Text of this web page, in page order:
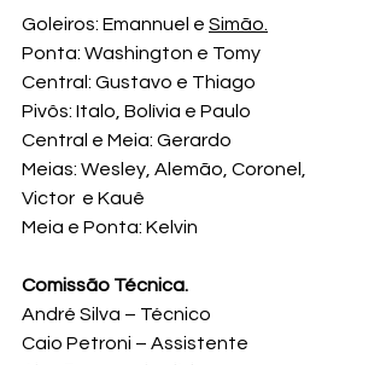
Goleiros: Emannuel e ⁠ Simão.
Ponta: ⁠Washington e ⁠Tomy
Central: Gustavo e Thiago
Pivôs: Italo, ⁠Bolívia e ⁠Paulo
Central e Meia: Gerardo
Meias: Wesley, Alemão, Coronel,
Victor  e Kauê
⁠Meia e Ponta: Kelvin
Comissão Técnica.
André Silva – Técnico
Caio Petroni – Assistente